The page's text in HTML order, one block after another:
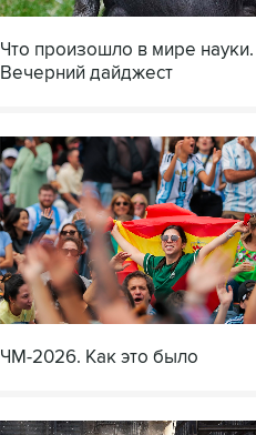
Что произошло в мире науки.
Вечерний дайджест
ЧМ-2026. Как это было